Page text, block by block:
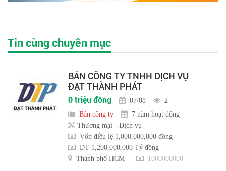
Tin cùng chuyên mục
BÁN CÔNG TY TNHH DỊCH VỤ
ĐẠT THÀNH PHÁT
0 triệu đồng 07/08
2
Bán công ty
7 năm hoạt động
Thương mại - Dịch vụ
Vốn điều lệ 1,000,000,000 đồng
DT 1,200,000,000 Tỷ đồng
Thành phố HCM
1000000000